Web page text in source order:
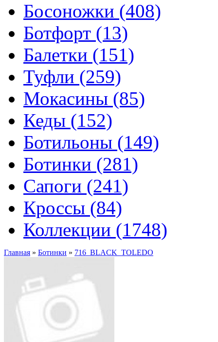
Босоножки (408)
Ботфорт (13)
Балетки (151)
Туфли (259)
Мокасины (85)
Кеды (152)
Ботильоны (149)
Ботинки (281)
Сапоги (241)
Кроссы (84)
Коллекции (1748)
Главная » Ботинки » 716_BLACK_TOLEDO